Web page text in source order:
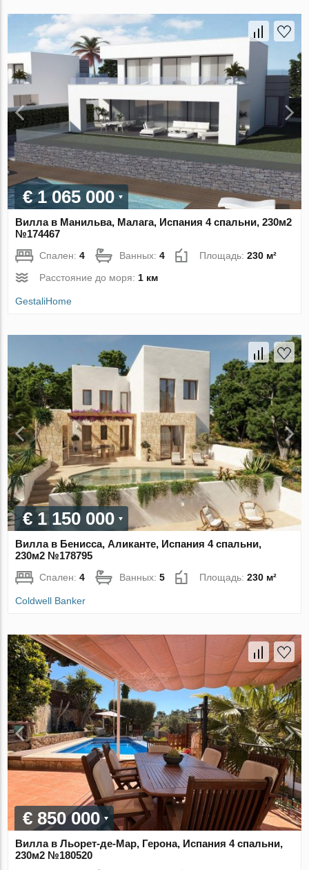
€ 1 065 000
Вилла в Манильва, Малага, Испания 4 спальни, 230м2
№174467
Спален:4 Ванных:4 Площадь:230 м²
Расстояние до моря:1 км
GestaliHome
€ 1 150 000
Вилла в Бенисса, Аликанте, Испания 4 спальни,
230м2 №178795
Спален:4 Ванных:5 Площадь:230 м²
Coldwell Banker
€ 850 000
Вилла в Льорет-де-Мар, Герона, Испания 4 спальни,
230м2 №180520